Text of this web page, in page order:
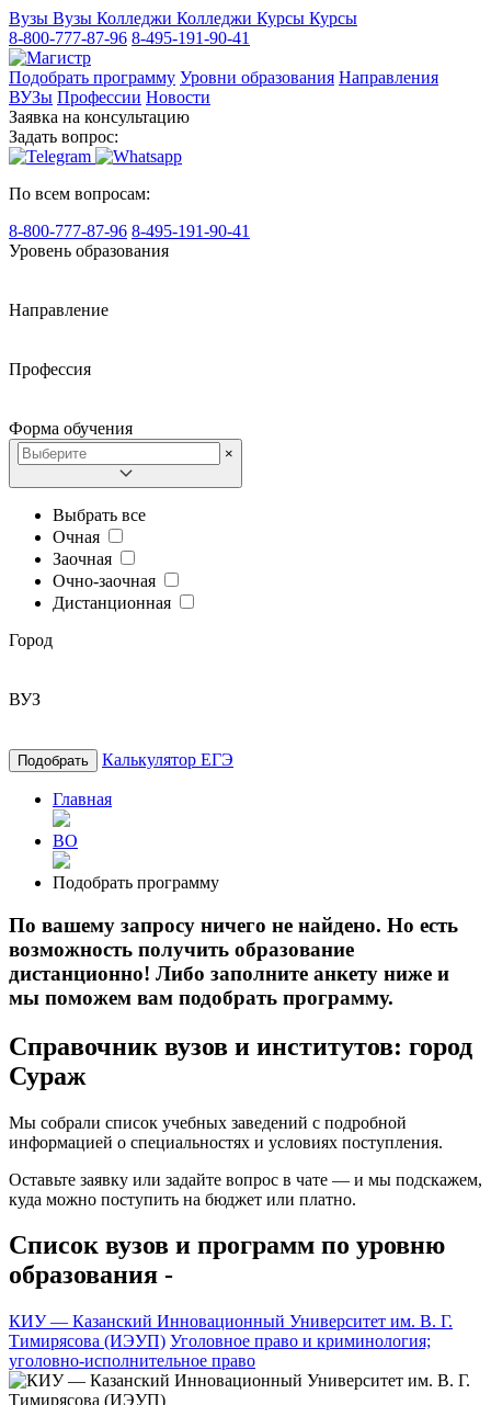
Вузы Вузы Колледжи Колледжи Курсы Курсы
8-800-777-87-96 8-495-191-90-41
Подобрать программу Уровни образования Направления
ВУЗы Профессии Новости
Заявка на консультацию
Задать вопрос:
По всем вопросам:
8-800-777-87-96 8-495-191-90-41
Уровень образования
Направление
Профессия
Форма обучения
×
Выбрать все
Очная
Заочная
Очно-заочная
Дистанционная
Город
ВУЗ
Подобрать Калькулятор ЕГЭ
Главная
ВО
Подобрать программу
По вашему запросу ничего не найдено. Но есть
возможность получить образование
дистанционно! Либо заполните анкету ниже и
мы поможем вам подобрать программу.
Справочник вузов и институтов: город
Сураж
Мы собрали список учебных заведений с подробной
информацией о специальностях и условиях поступления.
Оставьте заявку или задайте вопрос в чате — и мы подскажем,
куда можно поступить на бюджет или платно.
Список вузов и программ по уровню
образования -
КИУ — Казанский Инновационный Университет им. В. Г.
Тимирясова (ИЭУП) Уголовное право и криминология;
уголовно-исполнительное право